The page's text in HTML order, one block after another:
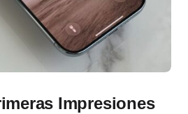
Impresiones